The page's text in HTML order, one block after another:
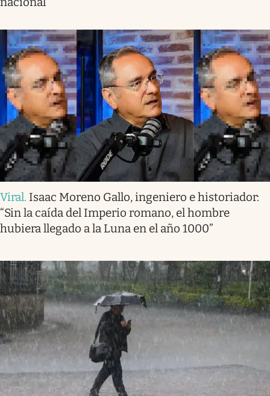
Viral. Isaac Moreno Gallo, ingeniero e historiador:
“Sin la caída del Imperio romano, el hombre
hubiera llegado a la Luna en el año 1000”